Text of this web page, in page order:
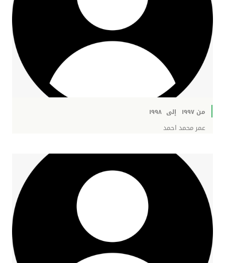
من ١٩٩٧ إلى ١٩٩٨
عمر محمد احمد